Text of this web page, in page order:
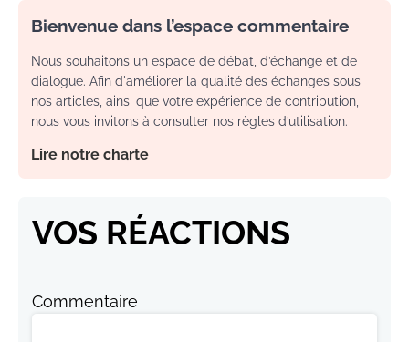
Bienvenue dans l’espace commentaire
Nous souhaitons un espace de débat, d’échange et de
dialogue. Afin d'améliorer la qualité des échanges sous
nos articles, ainsi que votre expérience de contribution,
nous vous invitons à consulter nos règles d’utilisation.
Lire notre charte
VOS RÉACTIONS
Commentaire